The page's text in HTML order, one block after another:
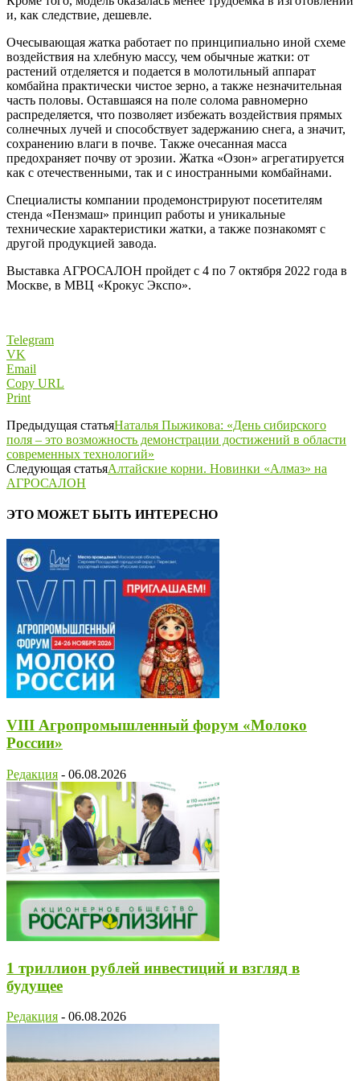
и, как следствие, дешевле.
Очесывающая жатка работает по принципиально иной схеме
воздействия на хлебную массу, чем обычные жатки: от
растений отделяется и подается в молотильный аппарат
комбайна практически чистое зерно, а также незначительная
часть половы. Оставшаяся на поле солома равномерно
распределяется, что позволяет избежать воздействия прямых
солнечных лучей и способствует задержанию снега, а значит,
сохранению влаги в почве. Также очесанная масса
предохраняет почву от эрозии. Жатка «Озон» агрегатируется
как с отечественными, так и с иностранными комбайнами.
Специалисты компании продемонстрируют посетителям
стенда «Пензмаш» принцип работы и уникальные
технические характеристики жатки, а также познакомят с
другой продукцией завода.
Выставка АГРОСАЛОН пройдет с 4 по 7 октября 2022 года в
Москве, в МВЦ «Крокус Экспо».
Telegram
VK
Email
Copy URL
Print
Предыдущая статьяНаталья Пыжикова: «День сибирского
поля – это возможность демонстрации достижений в области
современных технологий»
Следующая статьяАлтайские корни. Новинки «Алмаз» на
АГРОСАЛОН
ЭТО МОЖЕТ БЫТЬ ИНТЕРЕСНО
VIII Агропромышленный форум «Молоко
России»
Редакция - 06.08.2026
1 триллион рублей инвестиций и взгляд в
будущее
Редакция - 06.08.2026